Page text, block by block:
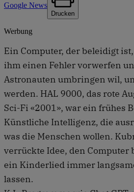
Google News
Drucken
Werbung
Ein Computer, der beleidigt
ihm einen Fehler vorwerfen
Astronauten umbringen wil,
werden. HAL 9000, das rote
Sci-Fi «2001», war ein frühes
Künstliche Intelligenz, die
was die Menschen wollen.
verrückte Idee, den Computer
ein Kinderlied immer
lassen.